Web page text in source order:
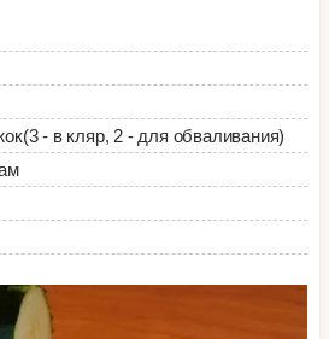
- в кляр, 2 - для обваливания)